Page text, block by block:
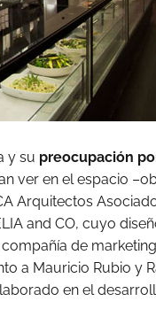
y su preocupación
ver en el espacio
Arquitectos
and CO, cuyo
de
a Mauricio Rubio y
en el